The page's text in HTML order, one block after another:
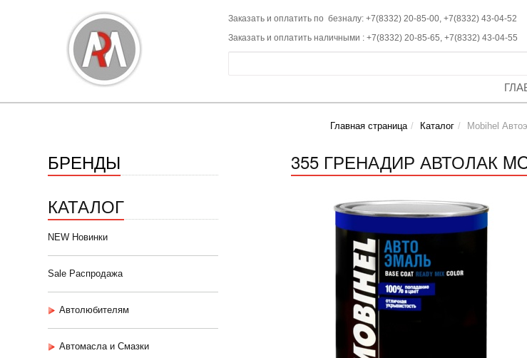
Заказать и оплатить по безналу: +7(8332) 20-85-00, +7(8332) 43-04-52
Заказать и оплатить наличными : +7(8332) 20-85-65, +7(8332) 43-04-55
Главная страница Каталог Mobihel
БРЕНДЫ
КАТАЛОГ
NEW Новинки
Sale Распродажа
Автолюбителям
Автомасла и Смазки
355 ГРЕНАДИР АВТОЛАК